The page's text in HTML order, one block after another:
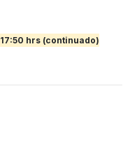
17:50 hrs (continuado)